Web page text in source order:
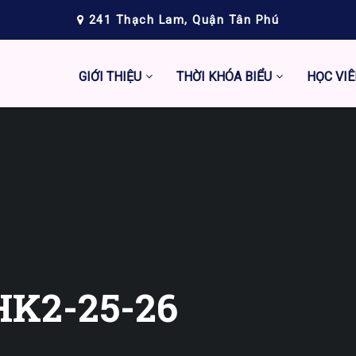
241 Thạch Lam, Quận Tân Phú
GIỚI THIỆU THỜI KHÓA BIỂU HỌC
25-26